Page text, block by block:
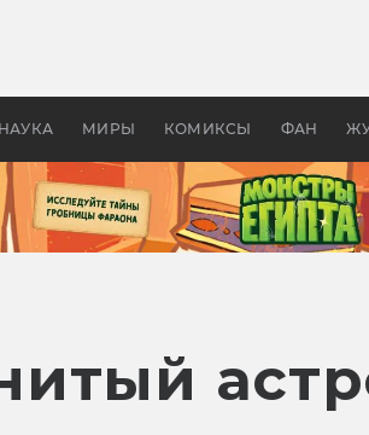
НАУКА МИРЫ КОМИКСЫ ФАН
в России —
бы